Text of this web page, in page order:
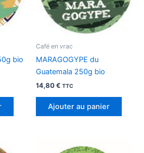
bio
Café en vrac
MARAGOGYPE du
Guatemala 250g bio
14,80€ TTC
Ajouter au panier